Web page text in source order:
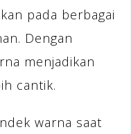
pada berbagai
Dengan
menjadikan
cantik.
warna saat